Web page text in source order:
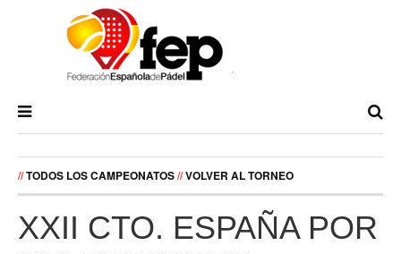
//TODOS LOS CAMPEONATOS//VOLVER AL TORNEO
XXII CTO. ESPAÑA POR